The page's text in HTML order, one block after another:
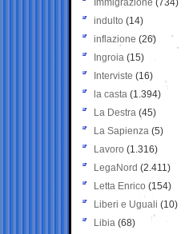
Immigrazione (734)
indulto (14)
inflazione (26)
Ingroia (15)
Interviste (16)
la casta (1.394)
La Destra (45)
La Sapienza (5)
Lavoro (1.316)
LegaNord (2.411)
Letta Enrico (154)
Liberi e Uguali (10)
Libia (68)